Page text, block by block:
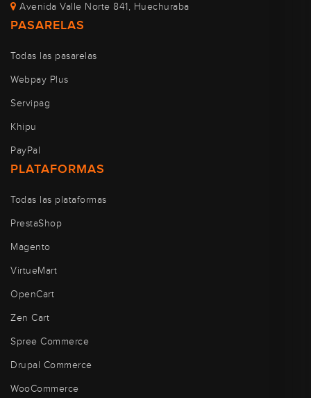
Avenida Valle Norte 841, Huechuraba
PASARELAS
Todas las pasarelas
Webpay Plus
Servipag
Khipu
PayPal
PLATAFORMAS
Todas las plataformas
PrestaShop
Magento
VirtueMart
OpenCart
Zen Cart
Spree Commerce
Drupal Commerce
WooCommerce